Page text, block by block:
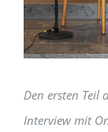
Den ersten Teil
Interview mit